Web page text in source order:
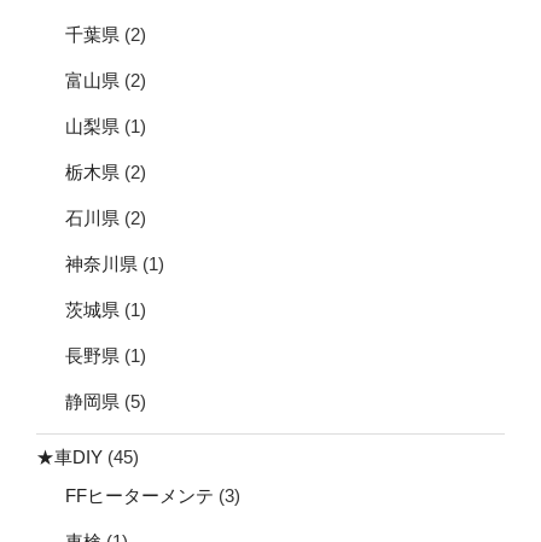
千葉県 (2)
富山県 (2)
山梨県 (1)
栃木県 (2)
石川県 (2)
神奈川県 (1)
茨城県 (1)
長野県 (1)
静岡県 (5)
★車DIY (45)
FFヒーターメンテ (3)